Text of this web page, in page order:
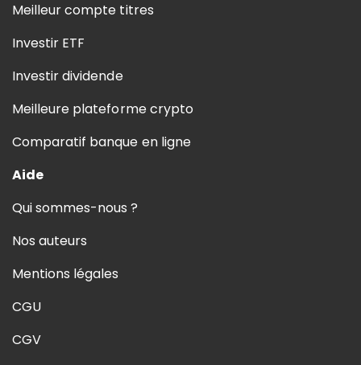
Meilleur compte titres
Investir ETF
Investir dividende
Meilleure plateforme crypto
Comparatif banque en ligne
Aide
Qui sommes-nous ?
Nos auteurs
Mentions légales
CGU
CGV